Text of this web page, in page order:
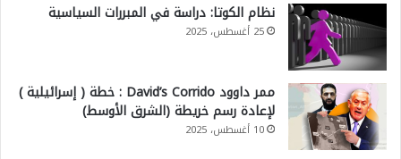
نظام الكوتا: دراسة في المبررات السياسية
25 أغسطس، 2025
ممر داوود David’s Corrido : خطة ( إسرائيلية )
لإعادة رسم خريطة (الشرق الأوسط)
10 أغسطس، 2025